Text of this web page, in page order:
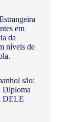
em
da
níveis de
são:
DELE